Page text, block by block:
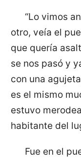
“Lo vimos
otro, veía el
que quería
se nos pasó y
con una
es el mismo
estuvo
habitante del
Fue en el